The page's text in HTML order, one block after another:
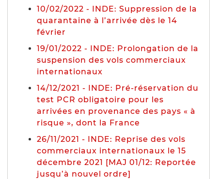
10/02/2022 - INDE: Suppression de la
quarantaine à l’arrivée dès le 14
février
19/01/2022 - INDE: Prolongation de la
suspension des vols commerciaux
internationaux
14/12/2021 - INDE: Pré-réservation du
test PCR obligatoire pour les
arrivées en provenance des pays « à
risque », dont la France
26/11/2021 - INDE: Reprise des vols
commerciaux internationaux le 15
décembre 2021 [MAJ 01/12: Reportée
jusqu’à nouvel ordre]